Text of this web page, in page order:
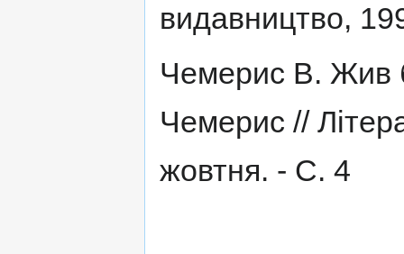
видавництво,
Чемерис В. Жив
Чемерис //
жовтня. - С. 4